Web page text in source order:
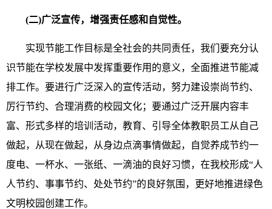
(二)广泛宣传，增强责任感和自觉性。
实现节能工作目标是全社会的共同责任，我们要充分认
识节能在学校发展中发挥重要作用的意义，全面推进节能减
排工作。要进行广泛深入的宣传活动，努力建设崇尚节约、
厉行节约、合理消费的校园文化；要通过广泛开展内容丰
富、形式多样的培训活动，教育、引导全体教职员工从自己
做起，从现在做起，从身边点滴事情做起，自觉养成节约一
度电、一杯水、一张纸、一滴油的良好习惯，在我校形成“人
人节约、事事节约、处处节约”的良好氛围，更好地推进绿色
文明校园创建工作。